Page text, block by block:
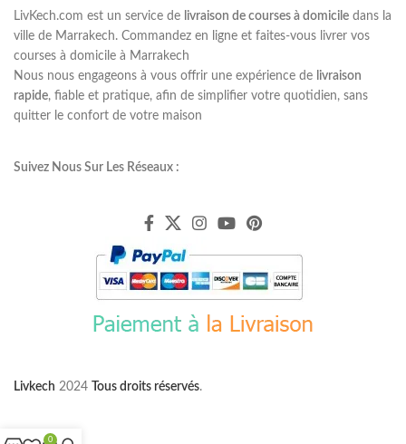
LivKech.com est un service de livraison de courses à domicile dans la
ville de Marrakech. Commandez en ligne et faites-vous livrer vos
courses à domicile à Marrakech
Nous nous engageons à vous offrir une expérience de livraison
rapide, fiable et pratique, afin de simplifier votre quotidien, sans
quitter le confort de votre maison
Suivez Nous Sur Les Réseaux :
Livkech 2024 Tous droits réservés.
0